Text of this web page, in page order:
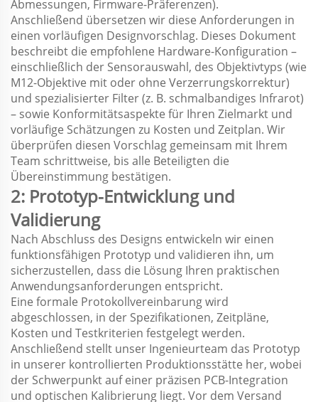
Abmessungen, Firmware-Präferenzen).
Anschließend übersetzen wir diese Anforderungen in
einen vorläufigen Designvorschlag. Dieses Dokument
beschreibt die empfohlene Hardware-Konfiguration –
einschließlich der Sensorauswahl, des Objektivtyps (wie
M12-Objektive mit oder ohne Verzerrungskorrektur)
und spezialisierter Filter (z. B. schmalbandiges Infrarot)
– sowie Konformitätsaspekte für Ihren Zielmarkt und
vorläufige Schätzungen zu Kosten und Zeitplan. Wir
überprüfen diesen Vorschlag gemeinsam mit Ihrem
Team schrittweise, bis alle Beteiligten die
Übereinstimmung bestätigen.
2: Prototyp-Entwicklung und
Validierung
Nach Abschluss des Designs entwickeln wir einen
funktionsfähigen Prototyp und validieren ihn, um
sicherzustellen, dass die Lösung Ihren praktischen
Anwendungsanforderungen entspricht.
Eine formale Protokollvereinbarung wird
abgeschlossen, in der Spezifikationen, Zeitpläne,
Kosten und Testkriterien festgelegt werden.
Anschließend stellt unser Ingenieurteam das Prototyp
in unserer kontrollierten Produktionsstätte her, wobei
der Schwerpunkt auf einer präzisen PCB-Integration
und optischen Kalibrierung liegt. Vor dem Versand